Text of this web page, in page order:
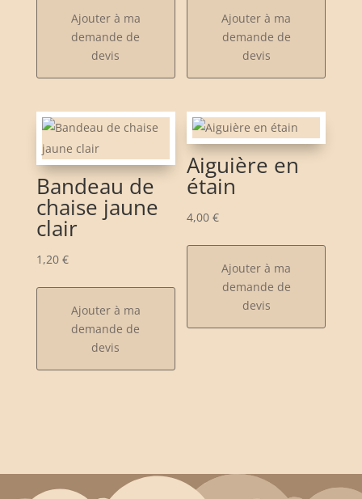
Ajouter à ma
demande de
devis
Ajouter à ma
demande de
devis
Bandeau de
chaise jaune
clair
1,20 €
Ajouter à ma
demande de
devis
Aiguière en
étain
4,00€
Ajouter à ma
demande de
devis